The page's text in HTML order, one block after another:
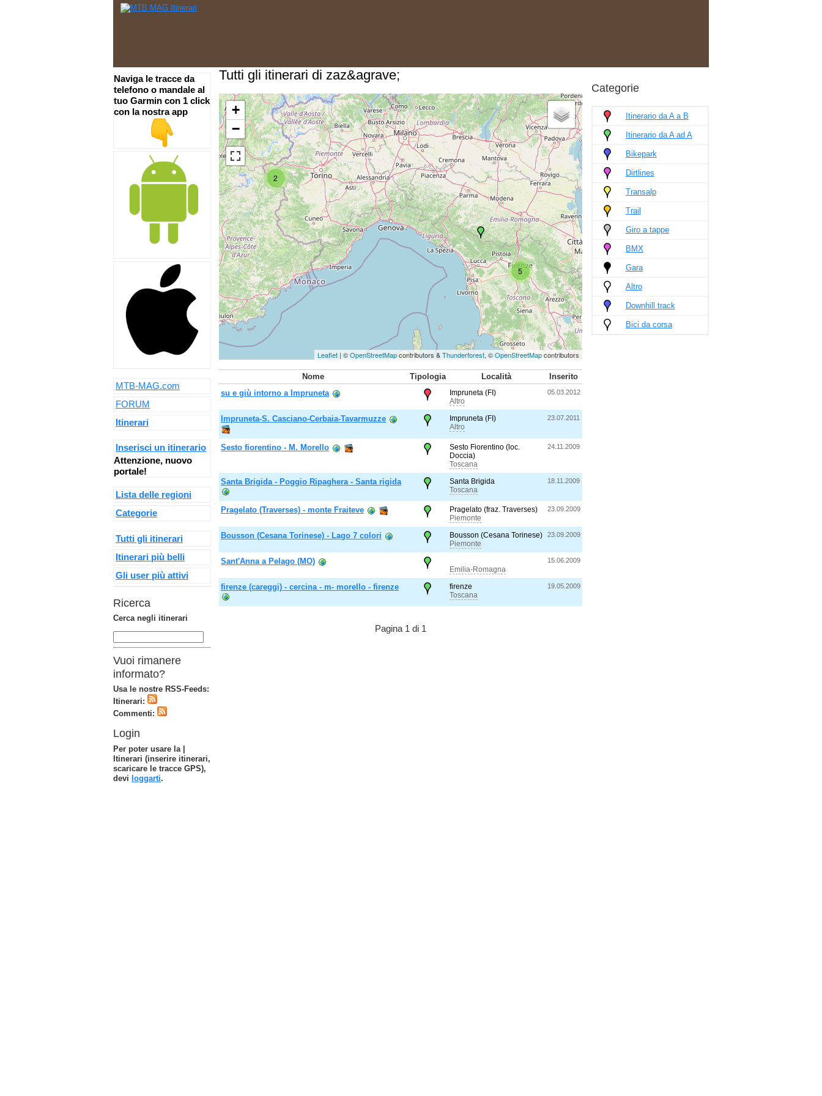
Tutti gli itinerari di zaz&agrave;
2
5
+
−
Leaflet | ©OpenStreetMapcontributors &Thunderforest, ©OpenStreetMapcontributors
Nome Tipologia Località
Inserito
su e giù intorno a Impruneta
Impruneta (FI)
Altro
05.03.2012
Impruneta-S. Casciano-Cerbaia-Tavarmuzze
Impruneta (FI)
Altro
23.07.2011
Sesto fiorentino - M. Morello
Sesto Fiorentino (loc.
Doccia)
Toscana
24.11.2009
Santa Brigida - Poggio Ripaghera - Santa rigida
Santa Brigida
Toscana
18.11.2009
Pragelato (Traverses) - monte Fraiteve
Pragelato (fraz. Traverses)
Piemonte
23.09.2009
Bousson (Cesana Torinese) - Lago 7 colori
Bousson (Cesana Torinese)
Piemonte
23.09.2009
Sant'Anna a Pelago (MO)
Emilia-Romagna
15.06.2009
firenze (careggi) - cercina - m- morello - firenze
firenze
Toscana
19.05.2009
Pagina 1 di 1
Categorie
Itinerario da A a B
Itinerario da A ad A
Bikepark
Dirtlines
Transalp
Trail
Giro a tappe
BMX
Gara
Altro
Downhill track
Bici da corsa
Naviga le tracce da
telefono o mandale al
tuo Garmin con 1 click
con la nostra app
MTB-MAG.com
FORUM
Itinerari
Inserisci un itinerario
Attenzione, nuovo
portale!
Lista delle regioni
Categorie
Tutti gli itinerari
Itinerari più belli
Gli user più attivi
Ricerca
Cerca negli itinerari
Vuoi rimanere
informato?
Usa le nostre RSS-Feeds:
Itinerari:
Commenti:
Login
Per poter usare la |
Itinerari (inserire itinerari,
scaricare le tracce GPS),
devi loggarti.